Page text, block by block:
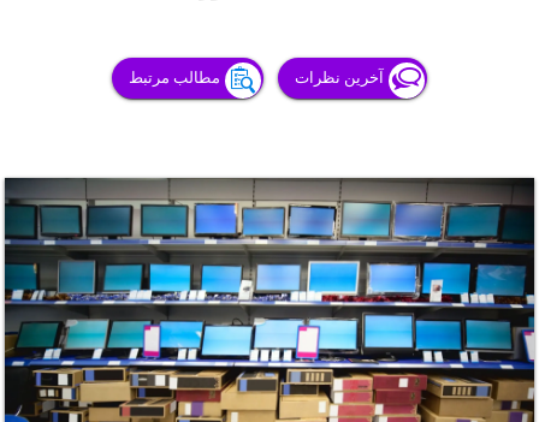
آخرین نظرات مطالب مرتبط